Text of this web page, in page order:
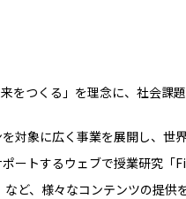
をつくる」を理念に、社会課
対象に広く事業を展開し、
ートするウェブで授業研究
ど、様々なコンテンツの提供